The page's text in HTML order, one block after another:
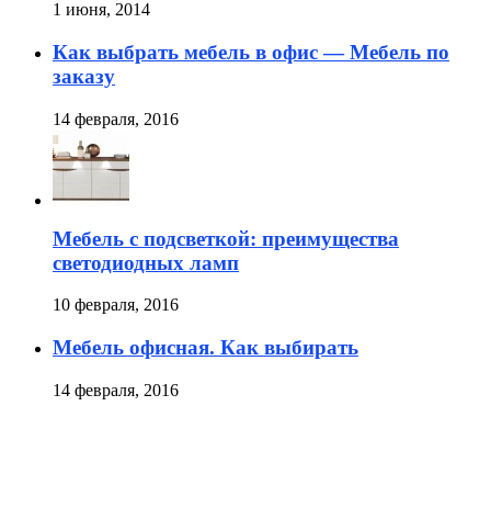
1 июня, 2014
Как выбрать мебель в офис — Мебель по
заказу
14 февраля, 2016
Мебель с подсветкой: преимущества
светодиодных ламп
10 февраля, 2016
Мебель офисная. Как выбирать
14 февраля, 2016